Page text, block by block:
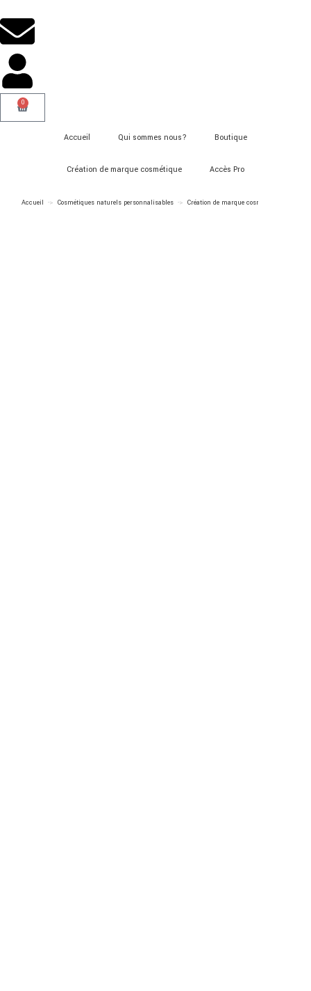
0
Accueil Qui sommes nous? Boutique
Création de marque cosmétique Accès Pro
Accueil -> Cosmétiques naturels personnalisables -> Création de marque cosmétique